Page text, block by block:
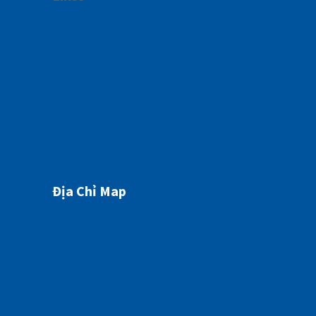
Địa Chỉ Map